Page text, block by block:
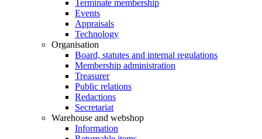
Terminate membership
Events
Appraisals
Technology
Organisation
Board, statutes and internal regulations
Membership administration
Treasurer
Public relations
Redactions
Secretariat
Warehouse and webshop
Information